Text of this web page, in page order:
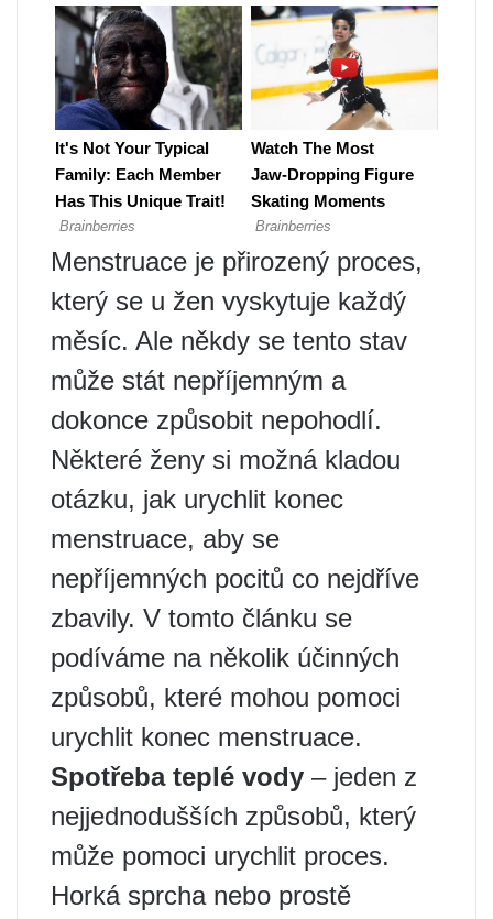
Menstruace je přirozený proces,
který se u žen vyskytuje každý
měsíc. Ale někdy se tento stav
může stát nepříjemným a
dokonce způsobit nepohodlí.
Některé ženy si možná kladou
otázku, jak urychlit konec
menstruace, aby se
nepříjemných pocitů co nejdříve
zbavily. V tomto článku se
podíváme na několik účinných
způsobů, které mohou pomoci
urychlit konec menstruace.
Spotřeba teplé vody – jeden z
nejjednodušších způsobů, který
může pomoci urychlit proces.
Horká sprcha nebo prostě